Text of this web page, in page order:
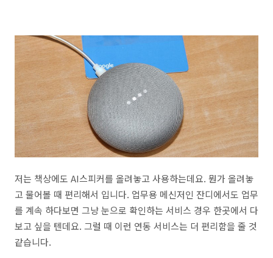
저는 책상에도 AI스피커를 올려놓고 사용하는데요. 뭔가 올려놓
고 물어볼 때 편리해서 입니다. 업무용 메신저인 잔디에서도 업무
를 계속 하다보면 그냥 눈으로 확인하는 서비스 경우 한곳에서 다
보고 싶을 텐데요. 그럴 때 이런 연동 서비스는 더 편리함을 줄 것
같습니다.